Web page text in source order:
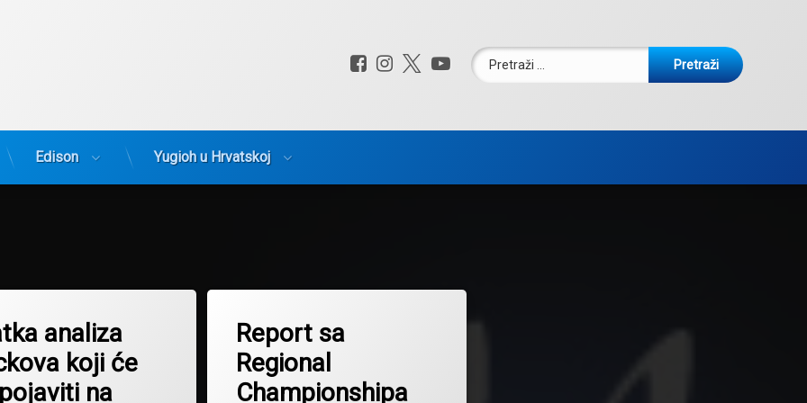
Facebook
Instagram
X.com
YouTube
Pretraži:
Edison Yugioh u Hrvatskoj
analiza
koji će
na
Report sa
Regional
Championshipa